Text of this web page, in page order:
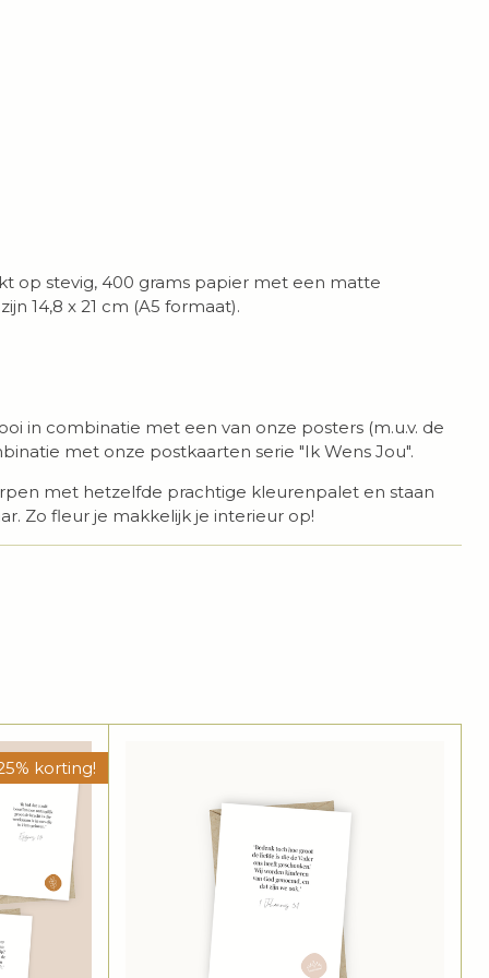
op stevig, 400 grams papier met een matte
14,8 x 21 cm (A5 formaat).
in combinatie met een van onze posters (m.u.v. de
met onze postkaarten serie "Ik Wens Jou".
met hetzelfde prachtige kleurenpalet en staan
Zo fleur je makkelijk je interieur op!
korting!